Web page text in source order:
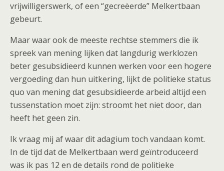
vrijwilligerswerk, of een “gecreëerde” Melkertbaan
gebeurt.
Maar waar ook de meeste rechtse stemmers die ik
spreek van mening lijken dat langdurig werklozen
beter gesubsidieerd kunnen werken voor een hogere
vergoeding dan hun uitkering, lijkt de politieke status
quo van mening dat gesubsidieerde arbeid altijd een
tussenstation moet zijn: stroomt het niet door, dan
heeft het geen zin.
Ik vraag mij af waar dit adagium toch vandaan komt.
In de tijd dat de Melkertbaan werd geïntroduceerd
was ik pas 12 en de details rond de politieke